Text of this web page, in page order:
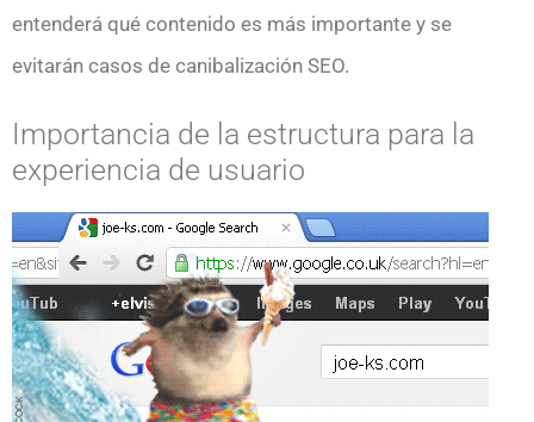
entenderá qué contenido es más importante y se
evitarán casos de canibalización SEO.
Importancia de la estructura para la
experiencia de usuario